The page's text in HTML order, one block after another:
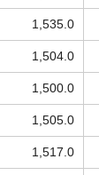
1,535.0
1,504.0
1,500.0
1,505.0
1,517.0